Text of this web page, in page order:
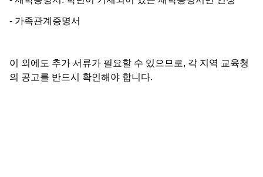
- 가족관계증명서
이 외에도 추가 서류가 필요할 수 있으므로, 각 지역 교육청
의 공고를 반드시 확인해야 합니다.